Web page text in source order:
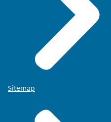
Sitemap